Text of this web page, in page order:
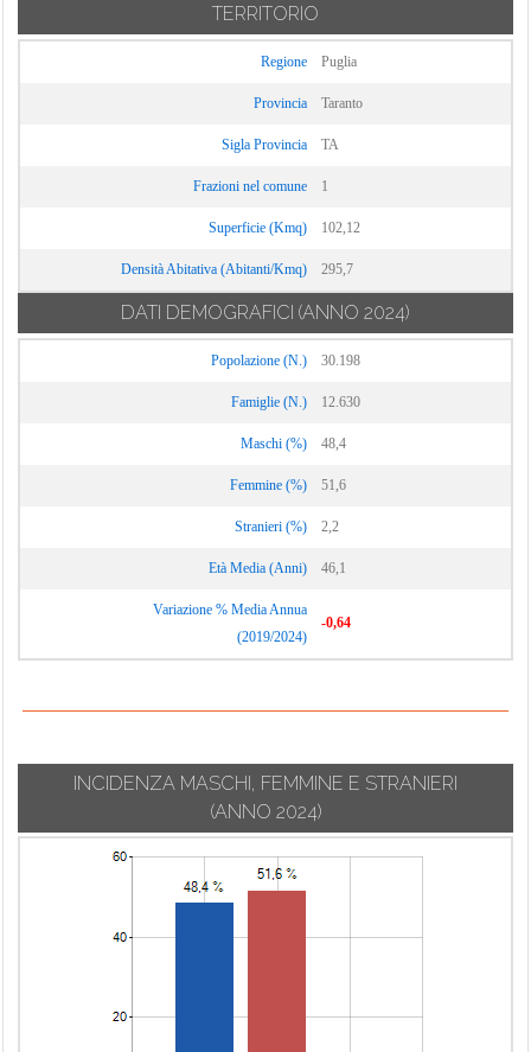
TERRITORIO
Regione Puglia
Provincia Taranto
Sigla Provincia TA
Frazioni nel comune 1
Superficie (Kmq) 102,12
Densità Abitativa (Abitanti/Kmq) 295,7
DATI DEMOGRAFICI (ANNO 2024)
Popolazione (N.) 30.198
Famiglie (N.) 12.630
Maschi (%) 48,4
Femmine (%) 51,6
Stranieri (%) 2,2
Età Media (Anni) 46,1
Variazione % Media Annua
(2019/2024)
-0,64
INCIDENZA MASCHI, FEMMINE E STRANIERI
(ANNO 2024)